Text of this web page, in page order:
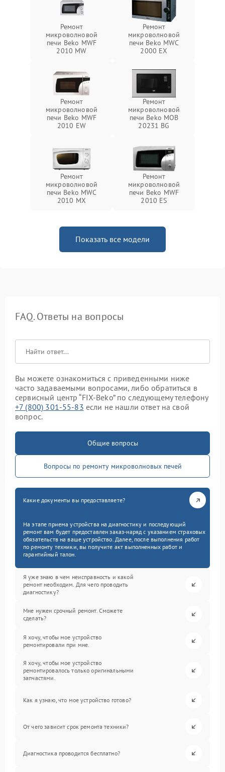
Ремонт
микроволновой
печи Beko MWF
2010 MW
Ремонт
микроволновой
печи Beko MWC
2000 EX
Ремонт
микроволновой
печи Beko MWF
2010 EW
Ремонт
микроволновой
печи Beko MOB
20231 BG
Ремонт
микроволновой
печи Beko MWC
2010 MX
Ремонт
микроволновой
печи Beko MWF
2010 ES
Показать все модели
FAQ. Ответы на вопросы
Вы можете ознакомиться с приведенными ниже
часто задаваемыми вопросами, либо обратиться в
сервисный центр “FIX-Beko” по следующему телефону
+7 (800) 301-55-83 если не нашли ответ на свой
вопрос.
Общие вопросы
Вопросы по ремонту микроволновых печей
Какие документы вы предоставляете?
На этапе приема устройства на диагностику и последующий
ремонт вам будет предоставлен заказ-наряд с указанием страховых
обязательств на ваше устройство. Далее, после выполнения работ
по ремонту техники, вы получите акт выполненных работ и
гарантийный талон.
Я уже знаю в чем неисправность и какой
ремонт необходим. Для чего проводить
диагностику?
Мне нужен срочный ремонт. Сможете
сделать?
Я хочу, чтобы мое устройство
ремонтировали при мне.
Я хочу, чтобы мое устройство
ремонтировалось только оригинальными
запчастями.
Как я узнаю, что мое устройство готово?
От чего зависит срок ремонта техники?
Диагностика проводится бесплатно?